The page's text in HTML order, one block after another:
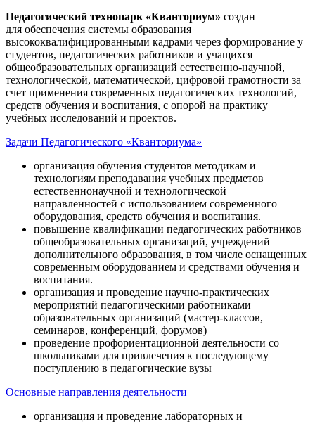
Педагогический технопарк «Кванториум» создан
для обеспечения системы образования
высококвалифицированными кадрами через формирование у
студентов, педагогических работников и учащихся
общеобразовательных организаций естественно-научной,
технологической, математической, цифровой грамотности за
счет применения современных педагогических технологий,
средств обучения и воспитания, с опорой на практику
учебных исследований и проектов.
Задачи Педагогического «Кванториума»
организация обучения студентов методикам и
технологиям преподавания учебных предметов
естественнонаучной и технологической
направленностей с использованием современного
оборудования, средств обучения и воспитания.
повышение квалификации педагогических работников
общеобразовательных организаций, учреждений
дополнительного образования, в том числе оснащенных
современным оборудованием и средствами обучения и
воспитания.
организация и проведение научно-практических
мероприятий педагогическими работниками
образовательных организаций (мастер-классов,
семинаров, конференций, форумов)
проведение профориентационной деятельности со
школьниками для привлечения к последующему
поступлению в педагогические вузы
Основные направления деятельности
организация и проведение лабораторных и